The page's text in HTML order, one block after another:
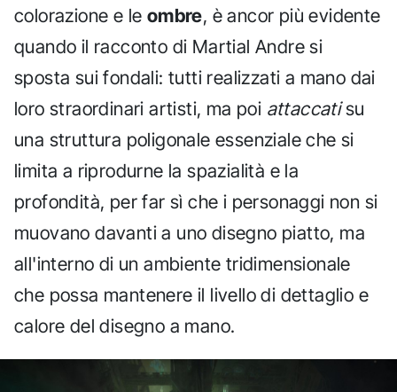
colorazione e le ombre, è ancor più evidente
quando il racconto di Martial Andre si
sposta sui fondali: tutti realizzati a mano dai
loro straordinari artisti, ma poi attaccatisu
una struttura poligonale essenziale che si
limita a riprodurne la spazialità e la
profondità, per far sì che i personaggi non si
muovano davanti a uno disegno piatto, ma
all'interno di un ambiente tridimensionale
che possa mantenere il livello di dettaglio e
calore del disegno a mano.